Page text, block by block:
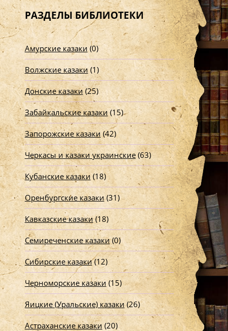
т
и
РАЗДЕЛЫ БИБЛИОТЕКИ
Амурские казаки(0)
Волжские казаки(1)
Донские казаки(25)
Забайкальские казаки(15)
Запорожские казаки(42)
Черкасы и казаки украинские(63)
Кубанские казаки (18)
Оренбургские казаки(31)
Кавказские казаки(18)
Семиреченские казаки(0)
Сибирские казаки(12)
Черноморские казаки (15)
Яицкие (Уральские) казаки(26)
Астраханские казаки (20)